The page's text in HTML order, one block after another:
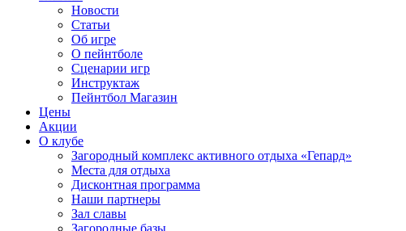
Новости
Статьи
Об игре
О пейнтболе
Сценарии игр
Инструктаж
Пейнтбол Магазин
Цены
Акции
О клубе
Загородный комплекс активного отдыха «Гепард»
Места для отдыха
Дисконтная программа
Наши партнеры
Зал славы
Загородные базы